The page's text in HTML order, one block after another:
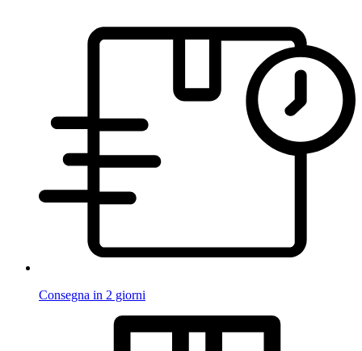
Consegna in 2 giorni